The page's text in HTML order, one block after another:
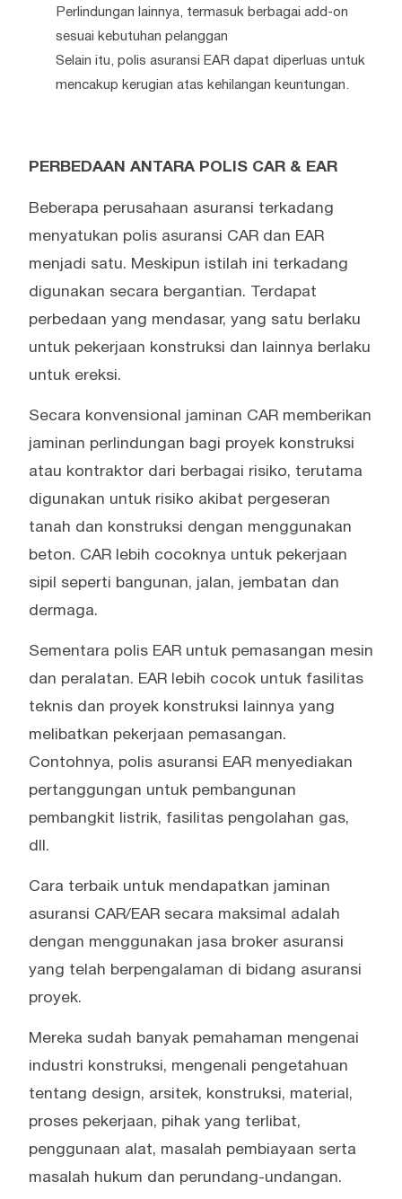
Perlindungan lainnya, termasuk berbagai add-on
sesuai kebutuhan pelanggan
Selain itu, polis asuransi EAR dapat diperluas untuk
mencakup kerugian atas kehilangan keuntungan.
PERBEDAAN ANTARA POLIS CAR & EAR
Beberapa perusahaan asuransi terkadang
menyatukan polis asuransi CAR dan EAR
menjadi satu. Meskipun istilah ini terkadang
digunakan secara bergantian. Terdapat
perbedaan yang mendasar, yang satu berlaku
untuk pekerjaan konstruksi dan lainnya berlaku
untuk ereksi.
Secara konvensional jaminan CAR memberikan
jaminan perlindungan bagi proyek konstruksi
atau kontraktor dari berbagai risiko, terutama
digunakan untuk risiko akibat pergeseran
tanah dan konstruksi dengan menggunakan
beton. CAR lebih cocoknya untuk pekerjaan
sipil seperti bangunan, jalan, jembatan dan
dermaga.
Sementara polis EAR untuk pemasangan mesin
dan peralatan. EAR lebih cocok untuk fasilitas
teknis dan proyek konstruksi lainnya yang
melibatkan pekerjaan pemasangan.
Contohnya, polis asuransi EAR menyediakan
pertanggungan untuk pembangunan
pembangkit listrik, fasilitas pengolahan gas,
dll.
Cara terbaik untuk mendapatkan jaminan
asuransi CAR/EAR secara maksimal adalah
dengan menggunakan jasa broker asuransi
yang telah berpengalaman di bidang asuransi
proyek.
Mereka sudah banyak pemahaman mengenai
industri konstruksi, mengenali pengetahuan
tentang design, arsitek, konstruksi, material,
proses pekerjaan, pihak yang terlibat,
penggunaan alat, masalah pembiayaan serta
masalah hukum dan perundang-undangan.